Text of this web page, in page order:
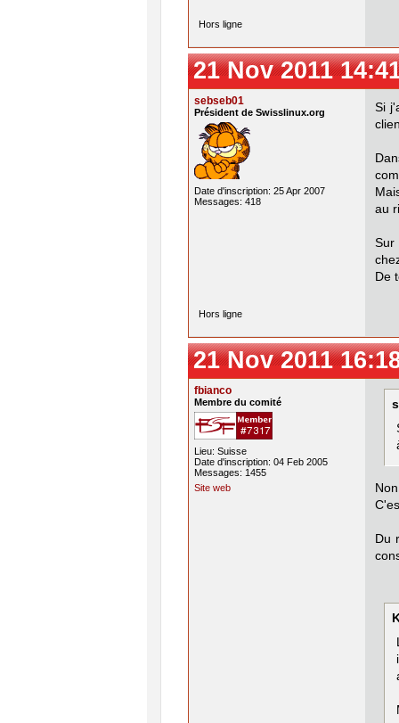
Hors ligne
21 Nov 2011
sebseb01
Président de Swisslinux.org
Date d'inscription: 25 Apr 2007
Messages: 418
Si
au
Sur
De
Hors ligne
21 Nov 2011
fbianco
Membre du comité
Lieu: Suisse
Date d'inscription: 04 Feb 2005
Messages: 1455
Site web
Du